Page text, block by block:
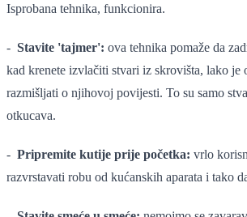
Isprobana tehnika, funkcionira.
- Stavite 'tajmer': ova tehnika pomaže da
kad krenete izvlačiti stvari iz skrovišta, lako je
razmišljati o njihovoj povijesti. To su samo
otkucava.
- Pripremite kutije prije početka: vrlo
razvrstavati robu od kućanskih aparata i tako